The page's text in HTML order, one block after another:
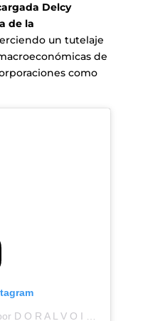
Delcy
de la
un tutelaje
de
como
Una publicación compartida por D O R A L V O I C E | ʀᴀᴅɪᴏ🇺🇸📡 (@doralvoice)